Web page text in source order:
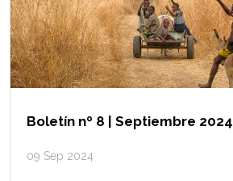
Boletín nº 8 | Septiembre 2024
09 Sep 2024